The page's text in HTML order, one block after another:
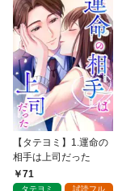
【タテヨミ】1.運命の
相手は上司だった
71
タテヨミ 試読フル